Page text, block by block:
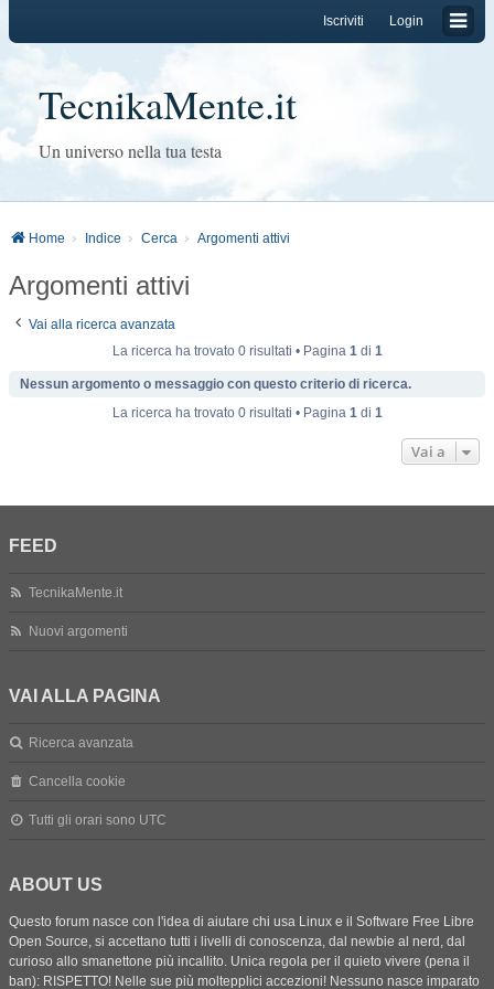
Login
Iscriviti
TecnikaMente.it
Un universo nella tua testa
Home Indice Cerca Argomenti attivi
Argomenti attivi
Vai alla ricerca avanzata
La ricerca ha trovato 0 risultati • Pagina 1di 1
Nessun argomento o messaggio con questo criterio di ricerca.
La ricerca ha trovato 0 risultati • Pagina 1di 1
Vai a
FEED
TecnikaMente.it
Nuovi argomenti
VAI ALLA PAGINA
Ricerca avanzata
Cancella cookie
Tutti gli orari sono UTC
ABOUT US
Questo forum nasce con l'idea di aiutare chi usa Linux e il Software Free Libre
Open Source, si accettano tutti i livelli di conoscenza, dal newbie al nerd, dal
curioso allo smanettone più incallito. Unica regola per il quieto vivere (pena il
ban): RISPETTO! Nelle sue più moltepplici accezioni! Nessuno nasce imparato